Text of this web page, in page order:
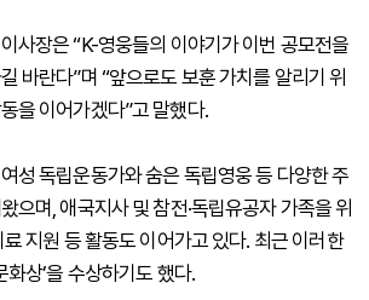
사장은 “K-영웅들의 이야기가 이번 공모전을
바란다”며 “앞으로도 보훈 가치를 알리기 위
을 이어가겠다”고 말했다.
성 독립운동가와 숨은 독립영웅 등 다양한 주
으며, 애국지사 및 참전·독립유공자 가족을 위
지원 등 활동도 이어가고 있다. 최근 이러한
상’을 수상하기도 했다.